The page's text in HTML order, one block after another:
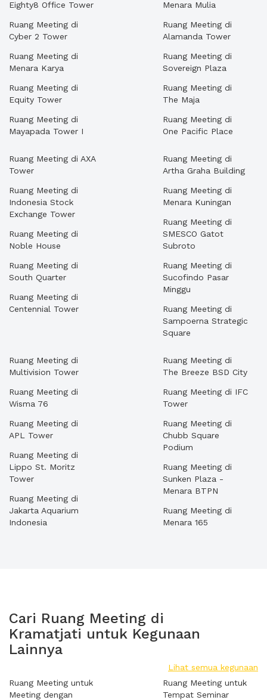
Eighty8 Office Tower
Ruang Meeting di
Cyber 2 Tower
Ruang Meeting di
Menara Karya
Ruang Meeting di
Equity Tower
Ruang Meeting di
Mayapada Tower I
Menara Mulia
Ruang Meeting di
Alamanda Tower
Ruang Meeting di
Sovereign Plaza
Ruang Meeting di
The Maja
Ruang Meeting di
One Pacific Place
Ruang Meeting di AXA
Tower
Ruang Meeting di
Indonesia Stock
Exchange Tower
Ruang Meeting di
Noble House
Ruang Meeting di
South Quarter
Ruang Meeting di
Centennial Tower
Ruang Meeting di
Artha Graha Building
Ruang Meeting di
Menara Kuningan
Ruang Meeting di
SMESCO Gatot
Subroto
Ruang Meeting di
Sucofindo Pasar
Minggu
Ruang Meeting di
Sampoerna Strategic
Square
Ruang Meeting di
Multivision Tower
Ruang Meeting di
Wisma 76
Ruang Meeting di
APL Tower
Ruang Meeting di
Lippo St. Moritz
Tower
Ruang Meeting di
Jakarta Aquarium
Indonesia
Ruang Meeting di
The Breeze BSD City
Ruang Meeting di IFC
Tower
Ruang Meeting di
Chubb Square
Podium
Ruang Meeting di
Sunken Plaza -
Menara BTPN
Ruang Meeting di
Menara 165
Cari Ruang Meeting di
Kramatjati untuk Kegunaan
Lainnya
Lihat semua kegunaan
Ruang Meeting untuk
Meeting dengan
Ruang Meeting untuk
Tempat Seminar